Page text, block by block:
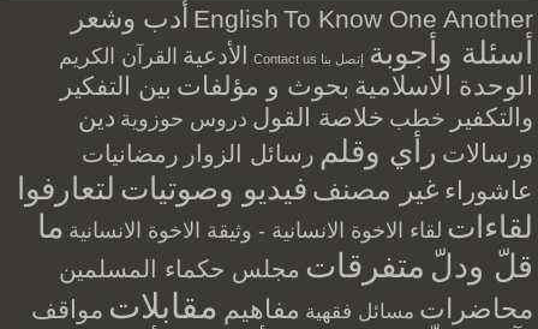
English To Know One Another أدب وشعر
أسئلة وأجوبة إتصل بنا Contact us الأدعية القرآن الكريم
الوحدة الاسلامية بحوث و مؤلفات بين التفكير
والتكفير خطب خلاصة القول دروس حوزوية دين
ورسالات رأي وقلم رسائل الزوار رمضانيات
عاشوراء غير مصنف فيديو وصوتيات لتعارفوا
لقاءات لقاء الاخوة الانسانية - وثيقة الاخوة الانسانية ما
قلّ ودلّ متفرقات مجلس حكماء المسلمين
محاضرات مسائل فقهية مفاهيم مقابلات مواقف